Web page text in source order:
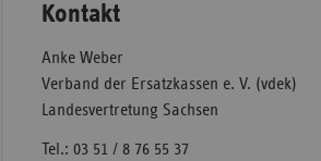
Kontakt
Anke Weber
Verband der Ersatzkassen e. V. (vdek)
Landesvertretung Sachsen
Tel.: 03 51 / 8 76 55 37